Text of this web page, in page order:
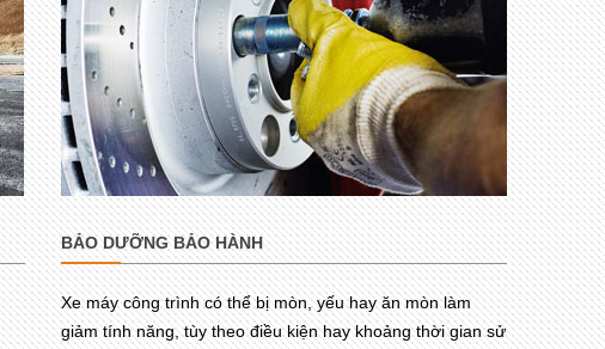
BẢO DƯỠNG BẢO HÀNH
Xe máy công trình có thể bị mòn, yếu hay ăn mòn làm
giảm tính năng, tùy theo điều kiện hay khoảng thời gian sử